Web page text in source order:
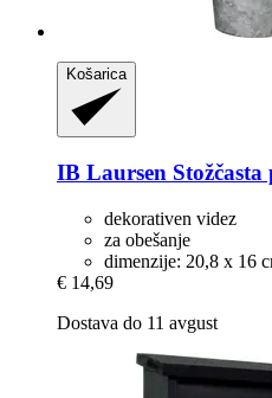
Košarica
IB Laursen
dekorativen videz
za obešanje
dimenzije: 20,8 x 16
€ 14,69
Dostava do 11 avgust